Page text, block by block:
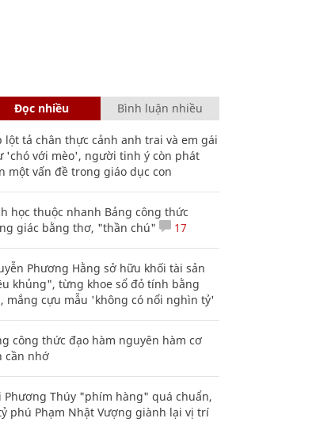
Đọc nhiều Bình luận nhiều
lột tả chân thực cảnh anh trai và em gái
'chó với mèo', người tinh ý còn phát
một vấn đề trong giáo dục con
học thuộc nhanh Bảng công thức
giác bằng thơ, "thần chú"
17
Phương Hằng sở hữu khối tài sản
khủng", từng khoe sổ đỏ tính bằng
mắng cựu mẫu 'không có nổi nghìn tỷ'
công thức đạo hàm nguyên hàm cơ
cần nhớ
Phương Thúy "phím hàng" quá chuẩn,
phú Phạm Nhật Vượng giành lại vị trí